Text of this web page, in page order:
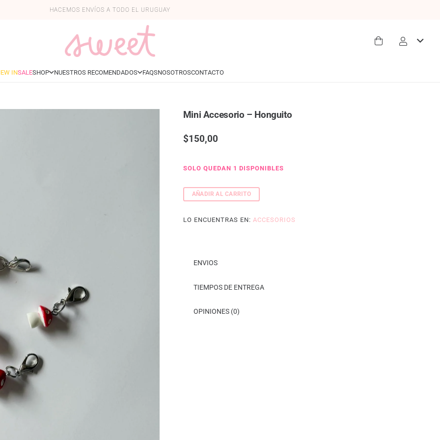
HACEMOS ENVÍOS A TODO EL URUGUAY
INSALESHOP NUESTROS RECOMENDADOS FAQSNOSOTROSCONTACTO
Mini Accesorio – Honguito
$150,00
SOLO QUEDAN 1 DISPONIBLES
Mini
AÑADIR AL CARRITO
LO ENCUENTRAS EN: ACCESORIOS
ENVIOS
TIEMPOS DE ENTREGA
OPINIONES (0)